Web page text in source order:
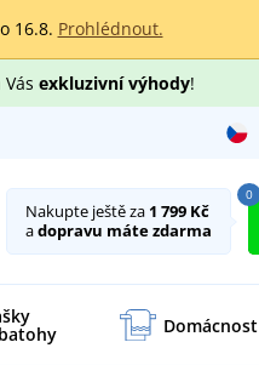
16.8. Prohlédnout.
exkluzivní výhody!
Nakupte ještě za 1 799 Kč
adopravu máte zdarma
0
Domácnost